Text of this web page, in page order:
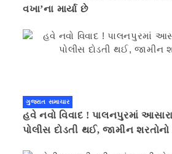
વખા’ના માર્યા છે
ગુજરાત સમાચાર
હવે નવો વિવાદ ! પાલનપુરમાં
પોલીસ દોડતી થઈ, જામીન